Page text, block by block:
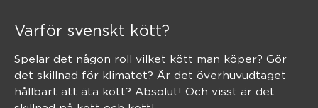
Varför svenskt kött?
Spelar det någon roll vilket kött man köper? Gör
det skillnad för klimatet? Är det överhuvudtaget
hållbart att äta kött? Absolut! Och visst är det